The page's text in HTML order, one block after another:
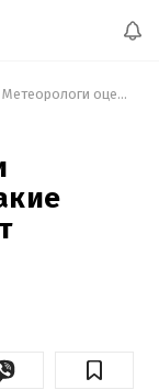
Метеорологи оценили состояние посевов: какие культуры выиграли от прохладного мая